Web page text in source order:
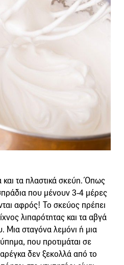
τα πλαστικά σκεύη. Όπως
που μένουν 3-4 μέρες
αφρός! Το σκεύος πρέπει
λιπαρότητας και τα αβγά
Μια σταγόνα λεμόνι ή μια
που προτιμάται σε
δεν ξεκολλά από το